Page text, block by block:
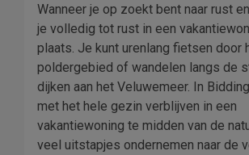
Wanneer je op zoekt bent naar rust
je volledig tot rust in een
plaats. Je kunt urenlang fietsen door
poldergebied of wandelen langs de
dijken aan het Veluwemeer. In
met het hele gezin verblijven in een
vakantiewoning te midden van de
veel uitstapjes ondernemen naar de